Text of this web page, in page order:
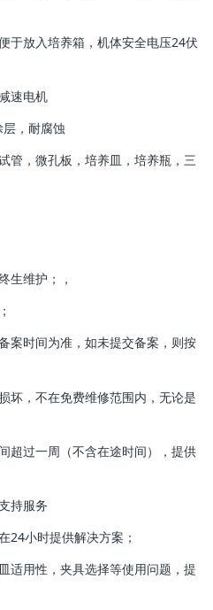
于放入培养箱，机体安全电压24伏
速电机
，耐腐蚀
管，微孔板，培养皿，培养瓶，三
生维护；，
案时间为准，如未提交备案，则按
坏，不在免费维修范围内，无论是
超过一周（不含在途时间），提供
持服务
24小时提供解决方案；
适用性，夹具选择等使用问题，提